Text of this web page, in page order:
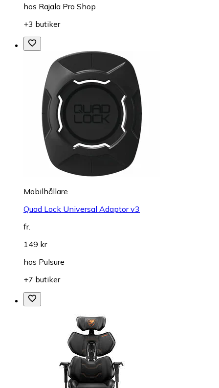
hos Rajala Pro Shop
+3 butiker
Mobilhållare
Quad Lock Universal Adaptor v3
fr.
149 kr
hos Pulsure
+7 butiker